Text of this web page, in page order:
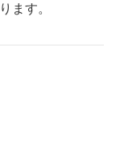
ます。